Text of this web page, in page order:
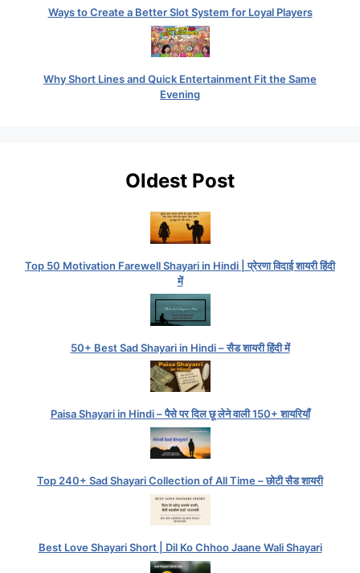
Ways to Create a Better Slot System for Loyal Players
Why Short Lines and Quick Entertainment Fit the Same
Evening
Oldest Post
Top 50 Motivation Farewell Shayari in Hindi | प्रेरणा विदाई शायरी हिंदी
में
50+ Best Sad Shayari in Hindi – सैड शायरी हिंदी में
Paisa Shayari in Hindi – पैसे पर दिल छू लेने वाली 150+ शायरियाँ
Top 240+ Sad Shayari Collection of All Time – छोटी सैड शायरी
Best Love Shayari Short | Dil Ko Chhoo Jaane Wali Shayari